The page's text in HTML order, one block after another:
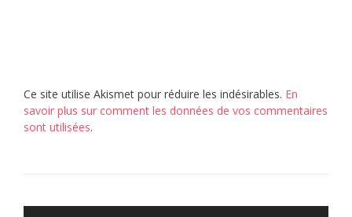
Ce site utilise Akismet pour réduire les indésirables. En
savoir plus sur comment les données de vos commentaires
sont utilisées.